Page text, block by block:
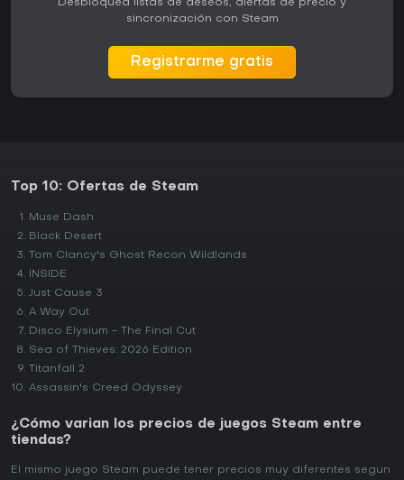
Desbloquea listas de deseos, alertas de precio y
sincronización con Steam
Registrarme gratis
Top 10: Ofertas de Steam
Muse Dash
Black Desert
Tom Clancy's Ghost Recon Wildlands
INSIDE
Just Cause 3
A Way Out
Disco Elysium - The Final Cut
Sea of Thieves: 2026 Edition
Titanfall 2
Assassin's Creed Odyssey
¿Cómo varian los precios de juegos Steam entre
tiendas?
El mismo juego Steam puede tener precios muy diferentes segun